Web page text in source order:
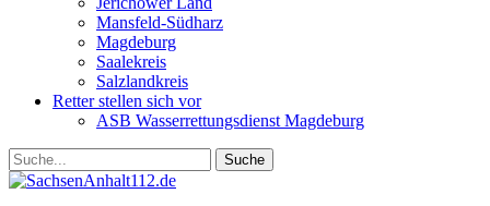
Mansfeld-Südharz
Magdeburg
Saalekreis
Salzlandkreis
Retter stellen sich vor
ASB Wasserrettungsdienst Magdeburg